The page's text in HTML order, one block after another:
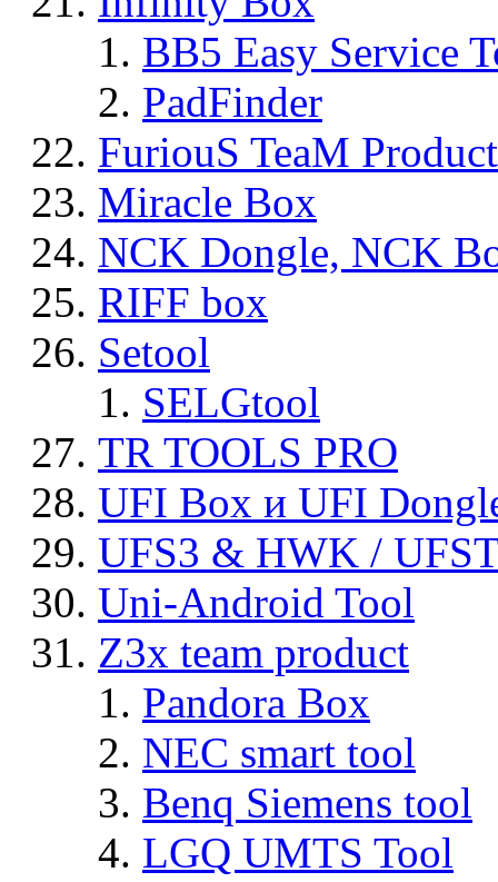
BB5 Easy Service
PadFinder
FuriouS TeaM
Miracle Box
NCK Dongle, NCK
RIFF box
Setool
SELGtool
TR TOOLS PRO
UFI Box и UFI
UFS3 & HWK /
Uni-Android Tool
Z3x team product
Pandora Box
NEC smart tool
Benq Siemens tool
LGQ UMTS Tool